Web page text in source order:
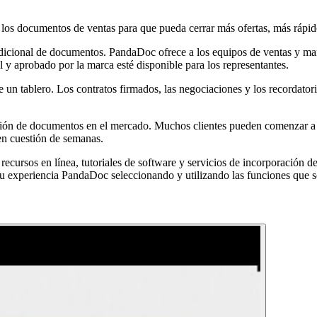
documentos de ventas para que pueda cerrar más ofertas, más
de documentos. PandaDoc ofrece a los equipos de ventas y
aprobado por la marca esté disponible para los representantes.
tablero. Los contratos firmados, las negociaciones y los
de documentos en el mercado. Muchos clientes pueden comenzar
cuestión de semanas.
en línea, tutoriales de software y servicios de incorporación
experiencia PandaDoc seleccionando y utilizando las funciones que